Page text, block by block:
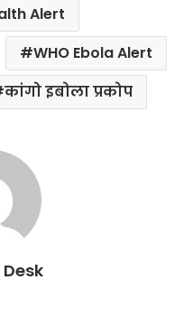
Alert
WHO Ebola Alert
कांगो इबोला प्रकोप